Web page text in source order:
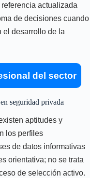
actualizada
de decisiones cuando
el desarrollo de la
del sector
seguridad privada
aptitudes y
los perfiles
de datos informativas
orientativa; no se trata
de selección activo.